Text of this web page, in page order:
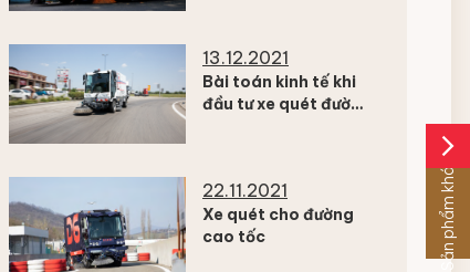
13.12.2021
Bài toán kinh tế khi
đầu tư xe quét đường
22.11.2021
Xe quét cho đường
cao tốc
arrow_forward_ios
Sản phẩm khác